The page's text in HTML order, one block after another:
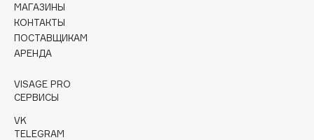
D
d'Alba
DARLING*
Davines
МАГАЗИНЫ
КОНТАКТЫ
ПОСТАВЩИКАМ
АРЕНДА
VISAGE PRO
СЕРВИСЫ
VK
TELEGRAM